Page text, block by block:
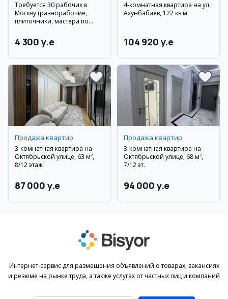
Требуется 30 рабочих в
Москву (разнорабочие,
плиточники, мастера по
4 300 y.e
4-комнатная квартира на ул.
Ахунбабаев, 122 кв.м
104 920 y.e
Продажа квартир
3-комнатная квартира на
Октябрьской улице, 63 м²,
8/12 этаж
87 000 y.e
Продажа квартир
3-комнатная квартира на
Октябрьской улице, 68 м²,
7/12 эт.
94 000 y.e
Интернет-сервис для размещения объявлений о товарах, вакансиях
и резюме на рынке труда, а также услугах от частных лиц и компаний